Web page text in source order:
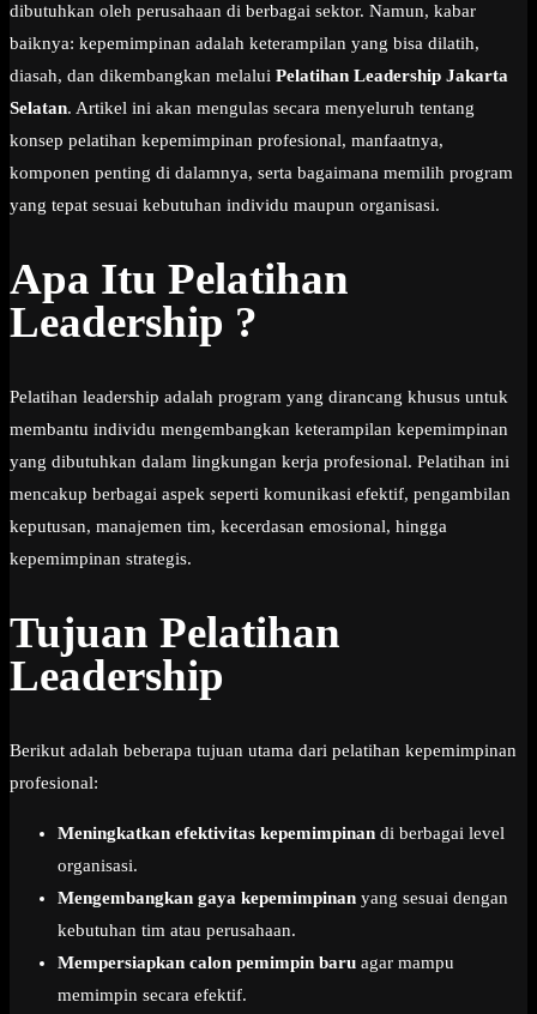
dibutuhkan oleh perusahaan di berbagai sektor. Namun, kabar
baiknya: kepemimpinan adalah keterampilan yang bisa dilatih,
diasah, dan dikembangkan melalui Pelatihan Leadership Jakarta
Selatan. Artikel ini akan mengulas secara menyeluruh tentang
konsep pelatihan kepemimpinan profesional, manfaatnya,
komponen penting di dalamnya, serta bagaimana memilih program
yang tepat sesuai kebutuhan individu maupun organisasi.
Apa Itu Pelatihan
Leadership ?
Pelatihan leadership adalah program yang dirancang khusus untuk
membantu individu mengembangkan keterampilan kepemimpinan
yang dibutuhkan dalam lingkungan kerja profesional. Pelatihan ini
mencakup berbagai aspek seperti komunikasi efektif, pengambilan
keputusan, manajemen tim, kecerdasan emosional, hingga
kepemimpinan strategis.
Tujuan Pelatihan
Leadership
Berikut adalah beberapa tujuan utama dari pelatihan kepemimpinan
profesional:
Meningkatkan efektivitas kepemimpinan di berbagai level
organisasi.
Mengembangkan gaya kepemimpinan yang sesuai dengan
kebutuhan tim atau perusahaan.
Mempersiapkan calon pemimpin baru agar mampu
memimpin secara efektif.